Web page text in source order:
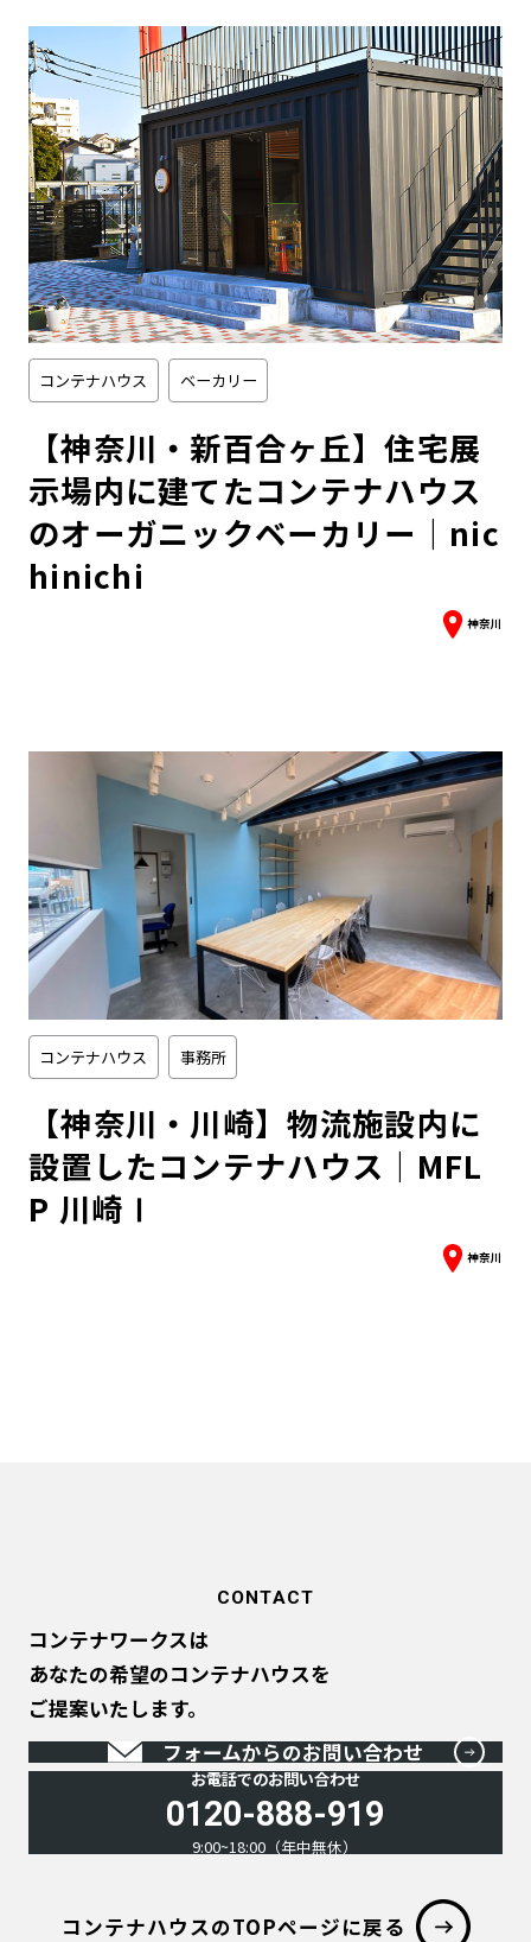
【神奈川・新百合ヶ丘】住宅展
示場内に建てたコンテナハウス
のオーガニックベーカリー｜nic
hinichi
コンテナハウス ベーカリー
神奈川
【神奈川・川崎】物流施設内に
設置したコンテナハウス｜MFL
P 川崎Ⅰ
コンテナハウス 事務所
神奈川
CONTACT
コンテナワークスは
あなたの希望のコンテナハウスを
ご提案いたします。
フォームからのお問い合わせ
お電話でのお問い合わせ
0120-888-919
9:00~18:00（年中無休）
コンテナハウスのTOPページに戻る